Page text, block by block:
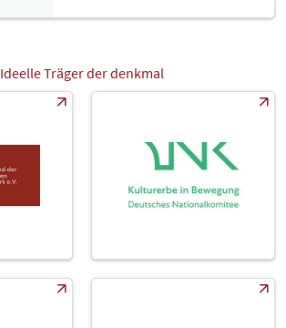
Ideelle Träger der denkmal